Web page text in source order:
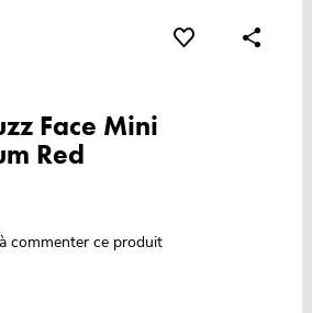
Face Mini
Red
commenter ce produit